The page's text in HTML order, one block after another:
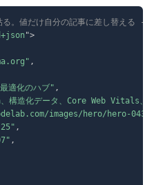
。値だけ自分の記事に差し替える -->
">
,
適化のハブ" ,
造化データ、Core Web Vitals、内
images/hero/hero-
,
,